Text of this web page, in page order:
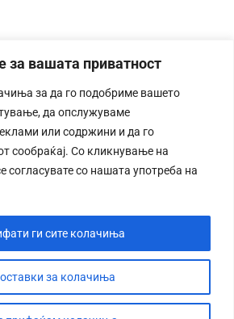
за вашата приватност
за да го подобриме вашето
да опслужуваме
или содржини и да го
сообраќај. Со кликнување на
согласувате со нашата употреба на
за колачиња
ги сите колачиња